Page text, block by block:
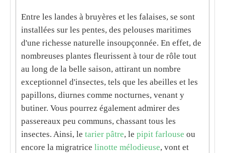
Entre les landes à bruyères et les falaises, se sont
installées sur les pentes, des pelouses maritimes
d'une richesse naturelle insoupçonnée. En effet, de
nombreuses plantes fleurissent à tour de rôle tout
au long de la belle saison, attirant un nombre
exceptionnel d'insectes, tels que les abeilles et les
papillons, diurnes comme nocturnes, venant y
butiner. Vous pourrez également admirer des
passereaux peu communs, chassant tous les
insectes. Ainsi, le tarier pâtre, le pipit farlouse ou
encore la migratrice linotte mélodieuse, vont et